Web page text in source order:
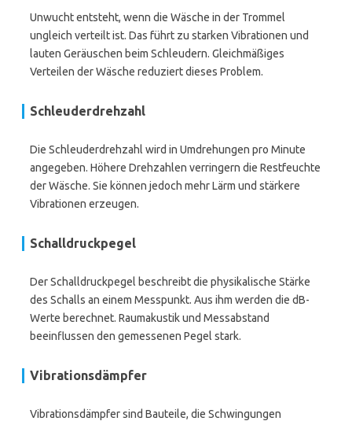
Unwucht entsteht, wenn die Wäsche in der Trommel
ungleich verteilt ist. Das führt zu starken Vibrationen und
lauten Geräuschen beim Schleudern. Gleichmäßiges
Verteilen der Wäsche reduziert dieses Problem.
Schleuderdrehzahl
Die Schleuderdrehzahl wird in Umdrehungen pro Minute
angegeben. Höhere Drehzahlen verringern die Restfeuchte
der Wäsche. Sie können jedoch mehr Lärm und stärkere
Vibrationen erzeugen.
Schalldruckpegel
Der Schalldruckpegel beschreibt die physikalische Stärke
des Schalls an einem Messpunkt. Aus ihm werden die dB-
Werte berechnet. Raumakustik und Messabstand
beeinflussen den gemessenen Pegel stark.
Vibrationsdämpfer
Vibrationsdämpfer sind Bauteile, die Schwingungen